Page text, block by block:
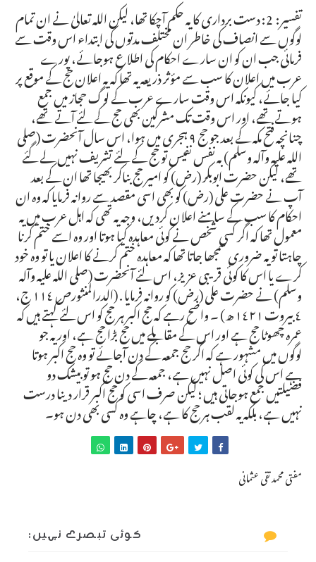
تفسیر: 2: دست برداری کا یہ حکم آچکا تھا، لیکن اللہ تعالیٰ نے ان تمام
لوگوں سے انصاف کی خاطر ان مختلف مدتوں کی ابتداء اس وقت سے
فرمائی جب ان کو ان سارے احکام کی اطلاع ہوجائے، پورے
عرب میں اعلان کا سب سے مؤثر ذریعہ یہ تھا کہ یہ اعلان حج کے موقع پر
کیا جائے، کیونکہ اس وقت سارے عرب کے لوگ حجاز میں جمع
ہوتے تھے، اور اس وقت تک مشرکین بھی حج کے لئے آتے تھے،
چنانچہ فتح مکہ کے بعد جو حج ٩ ہجری میں ہوا، اس سال آنحضرت (صلی
اللہ علیہ وآلہ وسلم) بہ نفس نفیس تو حج کے لئے تشریف نہیں لے گئے
تھے، لیکن حضرت ابوبکر (رض) کو امیر حج بناکر بھیجا تھا ان کے بعد
آپ نے حضرت علی (رض) کو بھی اسی مقصد سے روانہ فرمایا کہ وہ ان
احکام کا سب کے سامنے اعلان کردیں، وجہ یہ تھی کہ اہل عرب میں یہ
معمول تھا کہ اگر کسی شخص نے کوئی معاہدہ کیا ہوتا اور وہ اسے ختم کرنا
چاہتا تو یہ ضروری سمجھا جاتا تھا کہ معاہدہ ختم کرنے کا اعلان یا تو وہ خود
کرے یا اس کا کوئی قریبی عزیز، اس لئے آنحضرت (صلی اللہ علیہ وآلہ
وسلم) نے حضرت علی (رض) کو روانہ فرمایا . (الدرالمنثورص ١١٤ ج،
٤ بیروت ١٤٢١ ھ) ۔ واضح رہے کہ حج اکبر ہر حج کو اس لئے کہتے ہیں کہ
عمرہ چھوٹا حج ہے اور اس کے مقابلے میں حج بڑا حج ہے، اور یہ جو
لوگوں میں مشہور ہے کہ اگر حج جمعہ کے دن آجائے تو وہ حج اکبر ہوتا
ہے اس کی کوئی اصل نہیں ہے، جمعہ کے دن حج ہو تو بیشک دو
فضیلتیں جمع ہوجاتی ہیں ؛ لیکن صرف اسی کو حج اکبر قرار دینا درست
نہیں ہے، بلکہ یہ لقب ہر حج کا ہے، چاہے وہ کسی بھی دن ہو۔
مفتی محمد تقی عثمانی
کوئی تبصرے نہیں: